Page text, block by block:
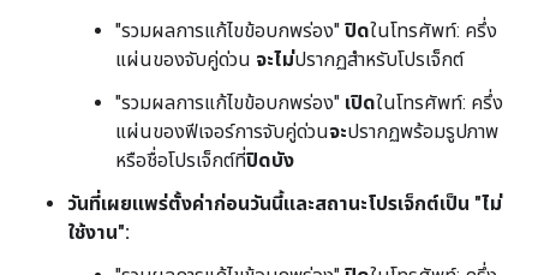
"รวมผลการแก้ไขข้อบกพร่อง" ปิดในโทรศัพท์: ครึ่ง
แผ่นของจับคู่ด่วน จะไม่ปรากฏสำหรับโปรเจ็กต์
"รวมผลการแก้ไขข้อบกพร่อง" เปิดในโทรศัพท์: ครึ่ง
แผ่นของฟีเจอร์การจับคู่ด่วนจะปรากฏพร้อมรูปภาพ
หรือชื่อโปรเจ็กต์ที่ปิดบัง
วันที่เผยแพร่ตั้งค่าก่อนวันนี้และสถานะโปรเจ็กต์เป็น "ไม่
ใช้งาน":